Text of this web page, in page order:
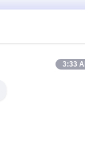
3:33